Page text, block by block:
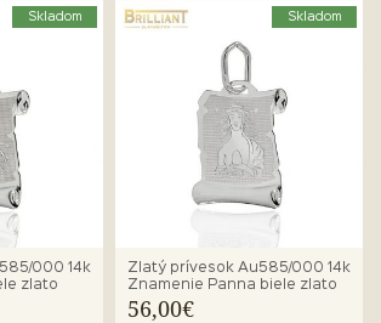
Skladom
000 14k
zlato
Skladom
Zlatý prívesok Au585/000 14k
Znamenie Panna biele zlato
56,00€